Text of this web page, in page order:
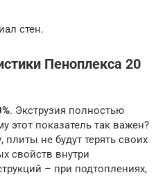
стен.
Пеноплекса 20
. Экструзия полностью
этот показатель так важен?
плиты не будут терять своих
свойств внутри
– при подтоплениях,